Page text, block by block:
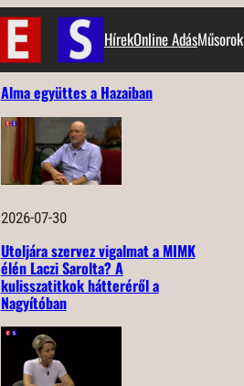
HírekOnline AdásMűsorok
Alma együttes a Hazaiban
2026-07-30
Utoljára szervez vigalmat a MIMK
élén Laczi Sarolta? A
kulisszatitkok hátteréről a
Nagyítóban